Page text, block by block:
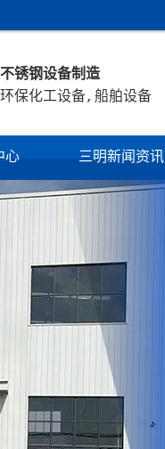
不锈钢设备制造
环保化工设备,船舶设备
心 三明新闻资讯